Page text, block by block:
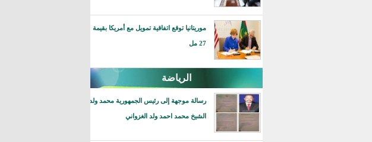
موريتانيا توقع اتفاقية تمويل مع أمريكا بقيمة
27 مل
الرياضة
رسالة موجهة إلى رئيس الجمهورية محمد ولد
الشيخ محمد احمد ولد الغزواني